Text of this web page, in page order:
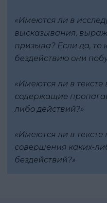
«Имеются ли в
высказывания,
призыва? Если да, то
бездействию они
«Имеются ли в
содержащие
либо действий?»
«Имеются ли в
совершения каких-
бездействий?»